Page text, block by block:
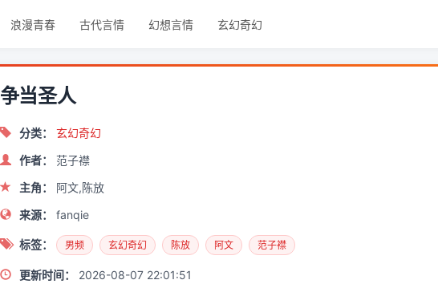
浪漫青春 古代言情 幻想言情 玄幻奇幻
争当圣人
分类：
玄幻奇幻
作者：
范子襟
主角：
阿文,陈放
来源：
fanqie
标签： 男频 玄幻奇幻 陈放 阿文 范子襟
更新时间： 2026-08-07 22:01:51